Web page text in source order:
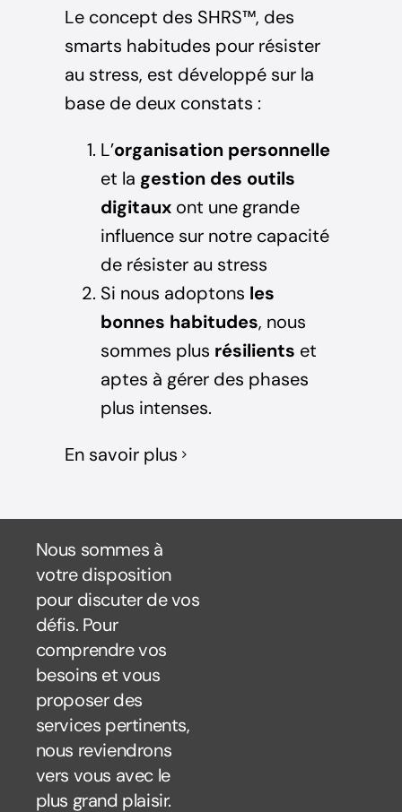
Le concept des SHRS™, des
smarts habitudes pour résister
au stress, est développé sur la
base de deux constats :
L’organisation personnelle
et la gestion des outils
digitauxont une grande
influence sur notre capacité
de résister au stress
Si nous adoptons les
bonnes habitudes, nous
sommes plus résilients et
aptes à gérer des phases
plus intenses.
En savoir plus
Nous sommes à
votre disposition
pour discuter de vos
défis. Pour
comprendre vos
besoins et vous
proposer des
services pertinents,
nous reviendrons
vers vous avec le
plus grand plaisir.